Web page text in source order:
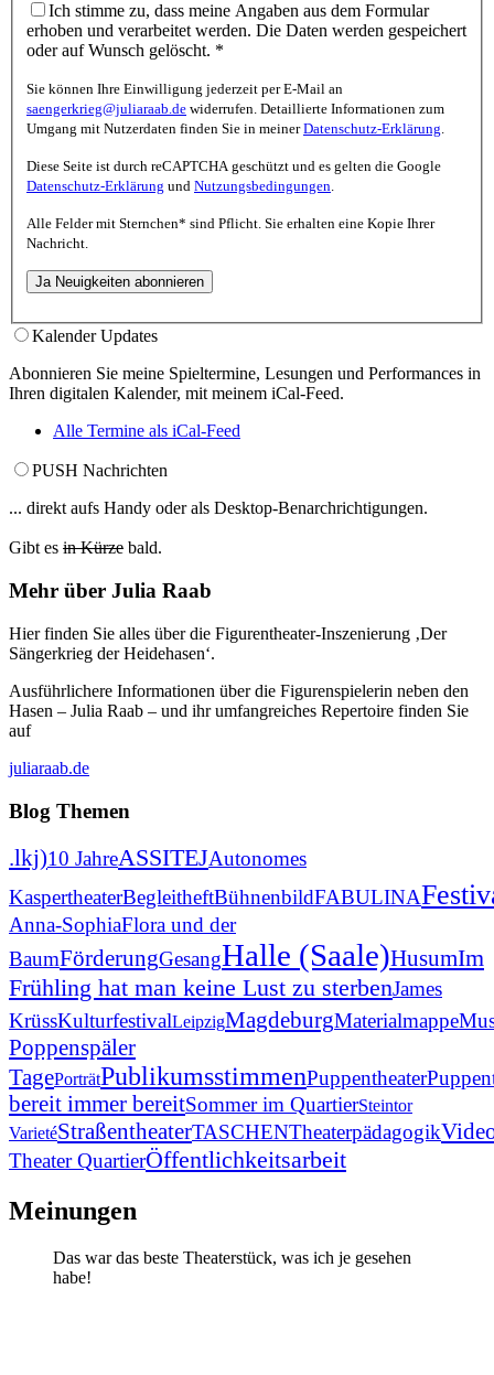
Ich stimme zu, dass meine Angaben aus dem Formular
erhoben und verarbeitet werden. Die Daten werden gespeichert
oder auf Wunsch gelöscht. *
Sie können Ihre Einwilligung jederzeit per E-Mail an
saengerkrieg@juliaraab.de widerrufen. Detaillierte Informationen zum
Umgang mit Nutzerdaten finden Sie in meinerDatenschutz-Erklärung.
Diese Seite ist durch reCAPTCHA geschützt und es gelten die Google
Datenschutz-Erklärung und Nutzungsbedingungen.
Alle Felder mit Sternchen* sind Pflicht. Sie erhalten eine Kopie Ihrer
Nachricht.
Kalender Updates
Abonnieren Sie meine Spieltermine, Lesungen und Performances in
Ihren digitalen Kalender, mit meinem iCal-Feed.
Alle Termine als iCal-Feed
PUSH Nachrichten
... direkt aufs Handy oder als Desktop-Benarchrichtigungen.
Gibt es in Kürze bald.
Mehr über Julia Raab
Hier finden Sie alles über die Figurentheater-Inszenierung ‚Der
Sängerkrieg der Heidehasen‘.
Ausführlichere Informationen über die Figurenspielerin neben den
Hasen – Julia Raab – und ihr umfangreiches Repertoire finden Sie
auf
juliaraab.de
Blog Themen
.lkj)10 JahreASSITEJAutonomes
KaspertheaterBegleitheftBühnenbildFABULINA
Anna-SophiaFlora und der
BaumFörderungGesangHalle (Saale)HusumIm
Frühling hat man keine Lust zu sterbenJames
KrüssKulturfestivalLeipzigMagdeburgMaterialmappe
Poppenspäler
TagePorträtPublikumsstimmenPuppentheater
bereit immer bereitSommer im QuartierSteintor
VarietéStraßentheaterTASCHENTheaterpädagogik
Theater QuartierÖffentlichkeitsarbeit
Meinungen
Das war das beste Theaterstück, was ich je gesehen
habe!